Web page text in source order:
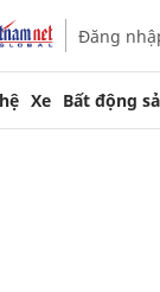
Đăng
Xe Bất động